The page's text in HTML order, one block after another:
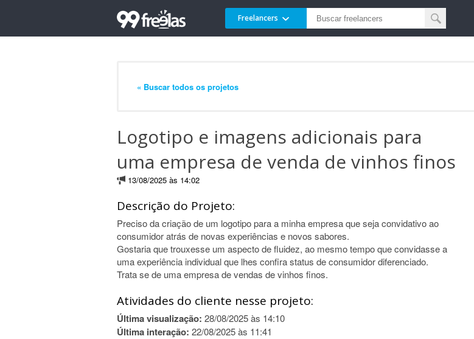
Freelancers
« Buscar todos os projetos
Logotipo e imagens adicionais para
uma empresa de venda de vinhos finos
13/08/2025 às 14:02
Descrição do Projeto:
Preciso da criação de um logotipo para a minha empresa que seja convidativo ao
consumidor atrás de novas experiências e novos sabores.
Gostaria que trouxesse um aspecto de fluidez, ao mesmo tempo que convidasse a
uma experiência individual que lhes confira status de consumidor diferenciado.
Trata se de uma empresa de vendas de vinhos finos.
Atividades do cliente nesse projeto:
Última visualização: 28/08/2025 às 14:10
Última interação: 22/08/2025 às 11:41